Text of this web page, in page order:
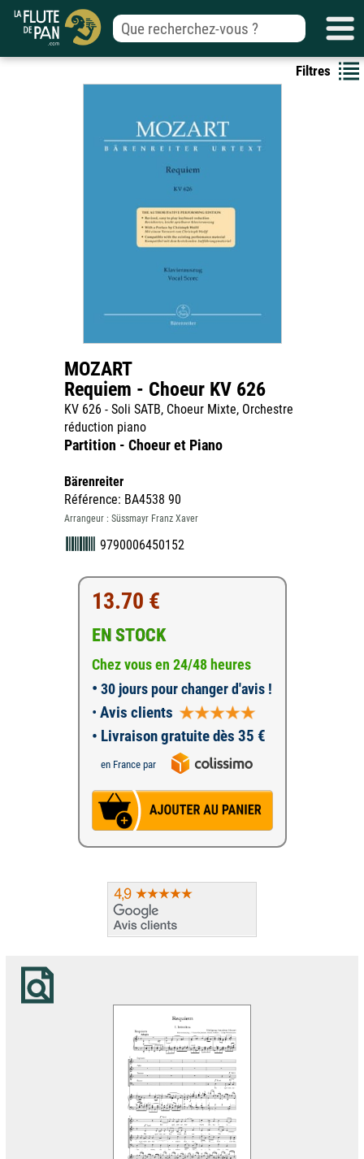
Filtres
MOZART
Requiem - Choeur KV 626
KV 626 - Soli SATB, Choeur Mixte, Orchestre
réduction piano
Partition - Choeur et Piano
Bärenreiter
Référence: BA4538 90
Arrangeur : Süssmayr Franz Xaver
9790006450152
13.70 €
EN STOCK
Chez vous en 24/48 heures
• 30 jours pour changer d'avis !
• Avis clients
• Livraison gratuite dès 35 €
en France par